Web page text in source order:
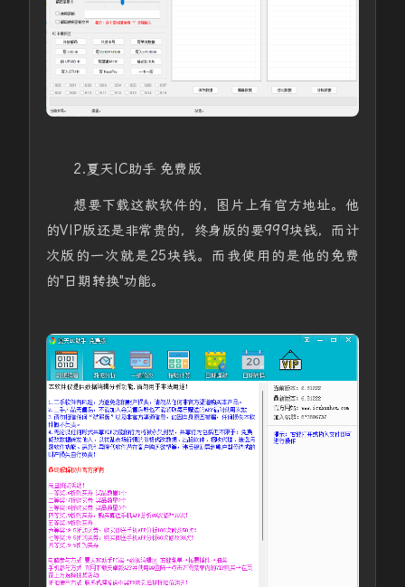
2.夏天IC助手 免费版
想要下载这款软件的，图片上有官方地址。他
的VIP版还是非常贵的，终身版的要999块钱，而计
次版的一次就是25块钱。而我使用的是他的免费
的"日期转换"功能。